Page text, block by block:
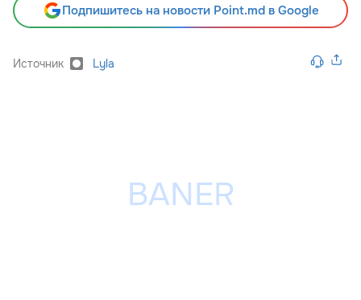
Подпишитесь на новости Point.md в Google
Источник Lyla